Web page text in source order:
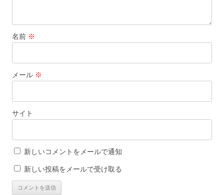
名前 ※
メール ※
サイト
新しいコメントをメールで通知
新しい投稿をメールで受け取る